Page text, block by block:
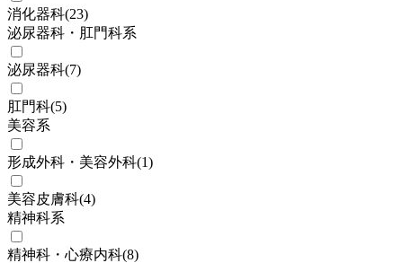
消化器科(23)
泌尿器科・肛門科系
泌尿器科(7)
肛門科(5)
美容系
形成外科・美容外科(1)
美容皮膚科(4)
精神科系
精神科・心療内科(8)